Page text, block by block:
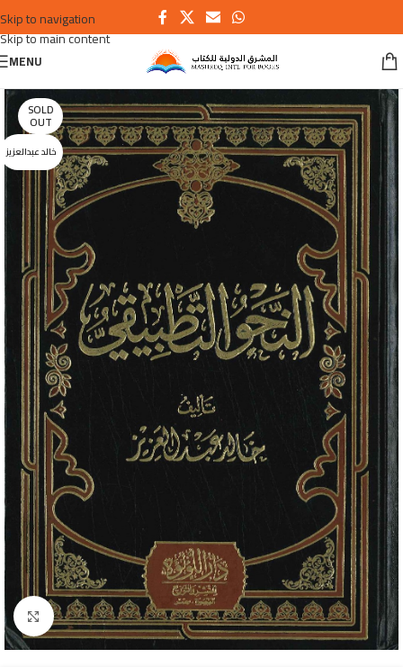
Skip to navigation
Skip to main content
MENU
SOLD
OUT
خالد عبدالعزيز
Click to enlarge